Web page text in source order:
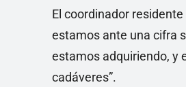
El coordinador
estamos ante una cifra
estamos adquiriendo, y
cadáveres”.